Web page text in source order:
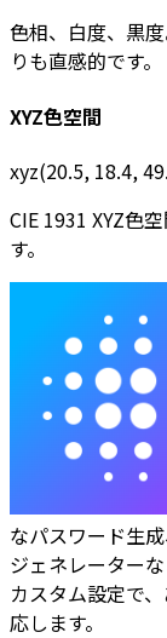
色相、白度、黒
りも直感的です。
XYZ色空間
xyz(20.5, 18.4,
CIE 1931 XYZ色
す。
なパスワード生
ジェネレーター
カスタム設定で
応します。